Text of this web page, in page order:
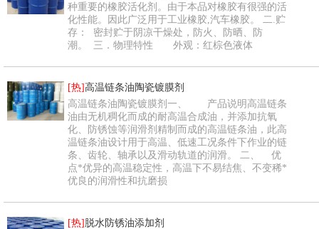
种重要的橡胶活化剂。由于本品对橡胶有很强的活
化性能。因此广泛用于工业橡胶,汽车橡胶。 二.贮
存： 密封贮于阴凉干燥处，防火、防晒、防
潮。 三．物理特性 外观：红棕色液体
[热]高温链条油陶瓷镀膜剂
高温链条油陶瓷镀膜剂一、 产品说明高温链条
油由无机稠化而成的耐高温合成油，并添加抗氧
化、防锈蚀等润滑剂精制而成的高温链条油，此高
温链条油设计用于高温、低速工况条件下作业的链
条、齿轮、轴承以及滑动轨道的润滑。 二、 优
点*优异的高温稳定性，高温下不易结焦、不变稀*
优良的润滑性和抗磨损
[热] 脱水防锈油添加剂